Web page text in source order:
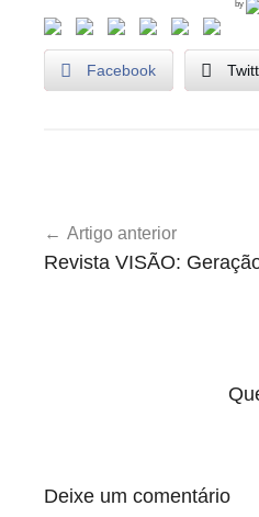
f
e
by
Facebook
e
de
Artigo anterior
Revista VISÃO:
Deixe um comentário